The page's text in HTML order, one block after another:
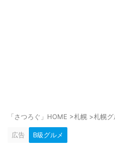
「さつろぐ」HOME >札幌 >札幌グ
広告 B級グルメ